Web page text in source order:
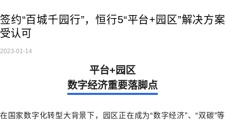
签约“百城千园行”，恒行5“平台+园区”解决方案
受认可
2023-01-14
平台+园区
数字经济重要落脚点
在国家数字化转型大背景下，园区正在成为“数字经济”、“双碳”等